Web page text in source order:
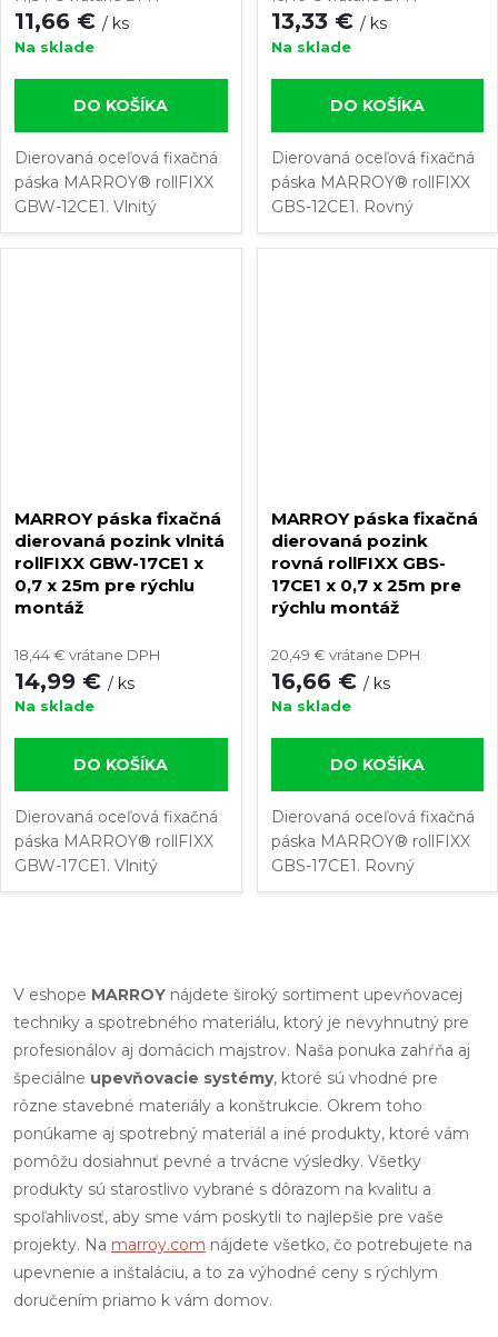
11,66 € / ks
Na sklade
DO KOŠÍKA
Dierovaná oceľová fixačná
páska MARROY® rollFIXX
GBW-12CE1. Vlnitý
dierovaný pás z
pozinkovanej ocele. Dĺžka
13,33 € / ks
Na sklade
DO KOŠÍKA
Dierovaná oceľová fixačná
páska MARROY® rollFIXX
GBS-12CE1. Rovný
dierovaný pás z
pozinkovanej ocele. Dĺžka
MARROY páska fixačná
dierovaná pozink vlnitá
rollFIXX GBW-17CE1 x
0,7 x 25m pre rýchlu
montáž
18,44 € vrátane DPH
14,99 € / ks
Na sklade
DO KOŠÍKA
Dierovaná oceľová fixačná
páska MARROY® rollFIXX
GBW-17CE1. Vlnitý
dierovaný pás z
Šírka upevňovacej...
MARROY páska fixačná
dierovaná pozink
rovná rollFIXX GBS-
17CE1 x 0,7 x 25m pre
rýchlu montáž
20,49 € vrátane DPH
16,66 € / ks
Na sklade
DO KOŠÍKA
Dierovaná oceľová fixačná
páska MARROY® rollFIXX
GBS-17CE1. Rovný
dierovaný pás z
Šírka upevňovacej...
v
l
á
d
a
c
i
e
V eshope MARROY nájdete široký sortiment upevňovacej
techniky a spotrebného materiálu, ktorý je nevyhnutný pre
profesionálov aj domácich majstrov. Naša ponuka zahŕňa aj
špeciálne upevňovacie systémy, ktoré sú vhodné pre
rôzne stavebné materiály a konštrukcie. Okrem toho
ponúkame aj spotrebný materiál a iné produkty, ktoré vám
pomôžu dosiahnuť pevné a trvácne výsledky. Všetky
produkty sú starostlivo vybrané s dôrazom na kvalitu a
spoľahlivosť, aby sme vám poskytli to najlepšie pre vaše
projekty. Na marroy.com nájdete všetko, čo potrebujete na
upevnenie a inštaláciu, a to za výhodné ceny s rýchlym
doručením priamo k vám domov.